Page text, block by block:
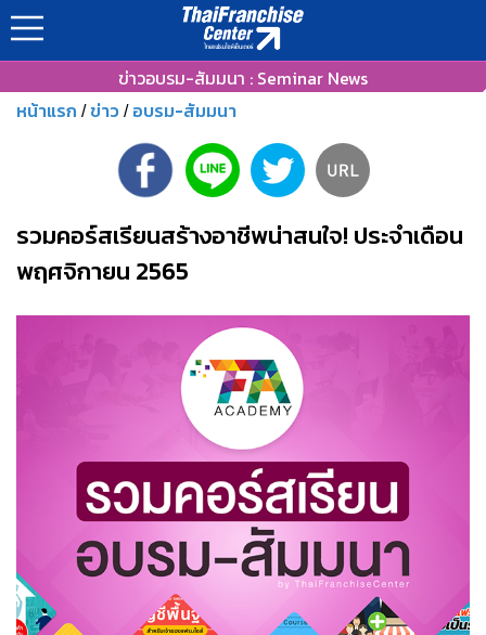
ข่าวอบรม-สัมมนา : Seminar News
หน้าแรก / ข่าว / อบรม-สัมมนา
รวมคอร์สเรียนสร้างอาชีพน่าสนใจ! ประจำเดือน
พฤศจิกายน 2565